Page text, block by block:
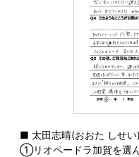
■ 太田志晴(おおた しせ
①リオペードラ加賀を選